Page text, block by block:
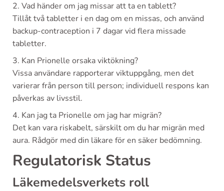
2. Vad händer om jag missar att ta en tablett?
Tillåt två tabletter i en dag om en missas, och använd
backup-contraception i 7 dagar vid flera missade
tabletter.
3. Kan Prionelle orsaka viktökning?
Vissa användare rapporterar viktuppgång, men det
varierar från person till person; individuell respons kan
påverkas av livsstil.
4. Kan jag ta Prionelle om jag har migrän?
Det kan vara riskabelt, särskilt om du har migrän med
aura. Rådgör med din läkare för en säker bedömning.
Regulatorisk Status
Läkemedelsverkets roll